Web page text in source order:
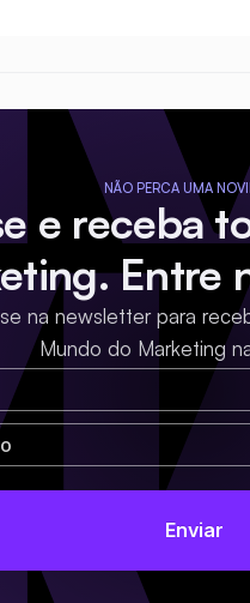
NÃO PERCA UMA
e receba
Entre
na newsletter para
Mundo do Marketing